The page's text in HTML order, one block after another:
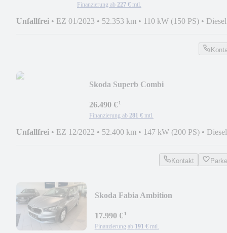
Finanzierung ab 227 € mtl.
Unfallfrei • EZ 01/2023 • 52.353 km • 110 kW (150 PS) • Diesel
Skoda Superb Combi
26.490 €¹
Finanzierung ab 281 € mtl.
Unfallfrei • EZ 12/2022 • 52.400 km • 147 kW (200 PS) • Diesel
Kontakt
Skoda Fabia Ambition
17.990 €¹
Finanzierung ab 191 € mtl.